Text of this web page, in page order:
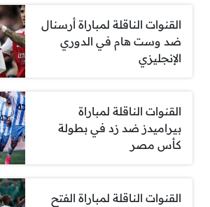
القنوات الناقلة لمباراة أرسنال
ضد وست هام في الدوري
الإنجليزي
القنوات الناقلة لمباراة
بيراميدز ضد زد في بطولة
كأس مصر
القنوات الناقلة لمباراة الفتح